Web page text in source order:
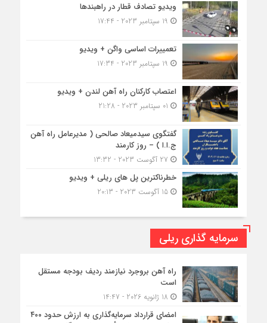
ویدیو تصادف قطار در راهبندها
تعمییرات اساسی واگن + ویدیو
اعتصاب کارکنان راه آهن لندن + ویدیو
گفتگوی سیدمیعاد صالحی ( مدیرعامل راه آهن
ج.ا.ا ) – روز کارمند
خطرناکترین پل های ریلی + ویدیو
15 آگوست 2023 - 20:13
سرمایه گذاری ریلی
راه آهن بروجرد نیازمند ردیف بودجه مستقل
است
امضای قرارداد سرمایه‌گذاری به ارزش حدود ۴۰۰